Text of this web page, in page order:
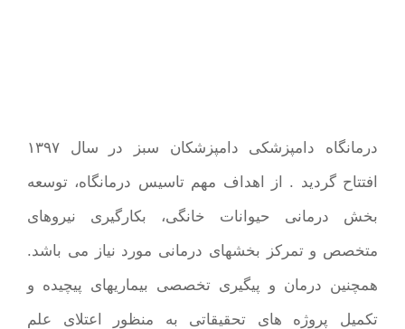
درمانگاه دامپزشکی دامپزشکان سبز در سال ۱۳۹۷
افتتاح گردید . از اهداف مهم تاسیس درمانگاه، توسعه
بخش درمانی حیوانات خانگی، بکارگیری نیروهای
متخصص و تمرکز بخشهای درمانی مورد نیاز می باشد.
همچنین درمان و پیگیری تخصصی بیماریهای پیچیده و
تکمیل پروژه های تحقیقاتی به منظور اعتلای علم